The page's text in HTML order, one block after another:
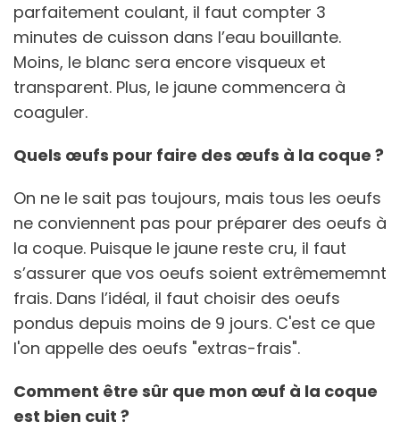
parfaitement coulant, il faut compter 3
minutes de cuisson dans l’eau bouillante.
Moins, le blanc sera encore visqueux et
transparent. Plus, le jaune commencera à
coaguler.
Quels œufs pour faire des œufs à la coque ?
On ne le sait pas toujours, mais tous les oeufs
ne conviennent pas pour préparer des oeufs à
la coque. Puisque le jaune reste cru, il faut
s’assurer que vos oeufs soient extrêmememnt
frais. Dans l’idéal, il faut choisir des oeufs
pondus depuis moins de 9 jours. C'est ce que
l'on appelle des oeufs "extras-frais".
Comment être sûr que mon œuf à la coque
est bien cuit ?